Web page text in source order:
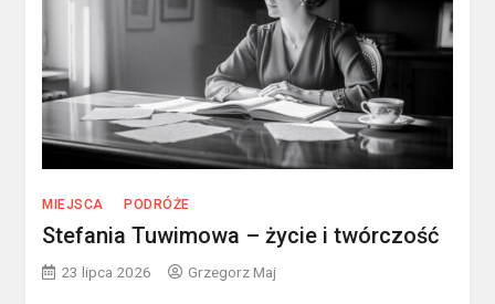
MIEJSCA PODRÓŻE
Stefania Tuwimowa – życie i twórczość
23 lipca 2026 Grzegorz Maj